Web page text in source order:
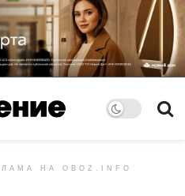
НА OBOZ.INFO